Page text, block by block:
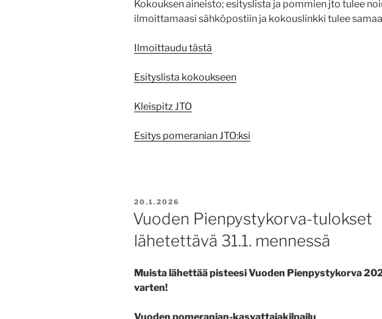
Kokouksen aineisto; esityslista ja pommien jto tulee
ilmoittamaasi sähköpostiin ja kokouslinkki tulee
Ilmoittaudu tästä
Esityslista kokoukseen
Kleispitz JTO
Esitys pomeranian JTO:ksi
JULKAISTU
20.1.2026
Vuoden Pienpystykorva-tulokset
lähetettävä 31.1. mennessä
Muista lähettää pisteesi Vuoden Pienpystykorva
varten!